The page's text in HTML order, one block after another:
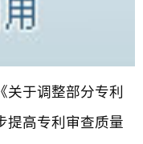
于调整部分专利
提高专利审查质量